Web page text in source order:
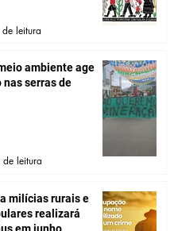
de leitura
ambiente age
serras de
de leitura
milícias rurais e
realizará
em junho